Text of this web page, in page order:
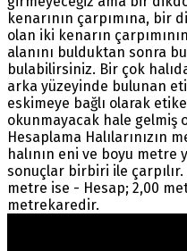
kenarının çarpımına, bir
olan iki kenarın
alanını bulduktan sonra
bulabilirsiniz. Bir çok
arka yüzeyinde bulunan
eskimeye bağlı olarak
okunmayacak hale gelmiş
Hesaplama Halılarınızın
halının eni ve boyu metre
sonuçlar birbiri ile çarpılır.
metre ise - Hesap; 2,00
metrekaredir.